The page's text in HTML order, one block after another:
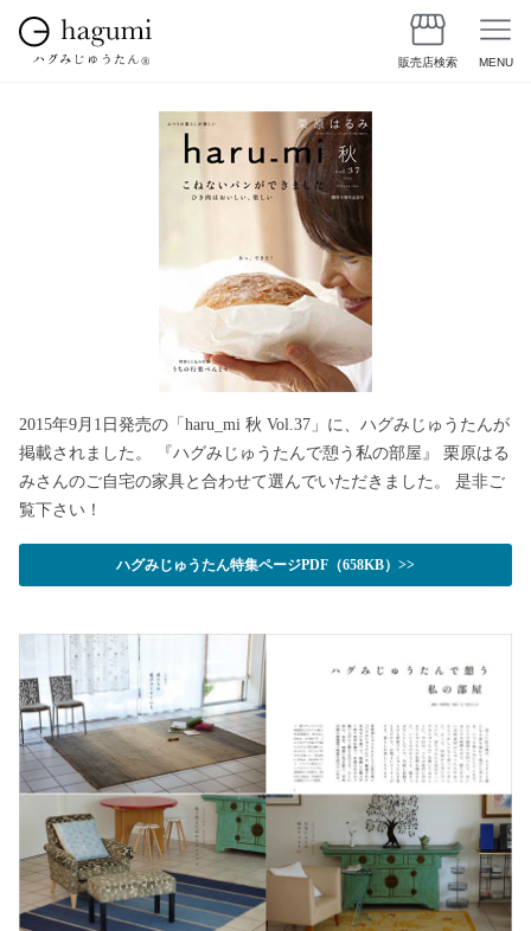
販売店検索 MENU
2015年9月1日発売の「haru_mi 秋 Vol.37」に、ハグみじゅうたんが
掲載されました。
『ハグみじゅうたんで憩う私の部屋』
栗原はる
みさんのご自宅の家具と合わせて選んでいただきました。
是非ご
覧下さい！
ハグみじゅうたん特集ページPDF（658KB）>>